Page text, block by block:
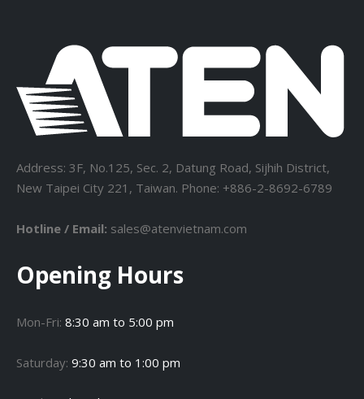
Address: 3F, No.125, Sec. 2, Datung Road, Sijhih District,
New Taipei City 221, Taiwan. Phone: +886-2-8692-6789
Hotline / Email: sales@atenvietnam.com
Opening Hours
Mon-Fri: 8:30 am to 5:00 pm
Saturday: 9:30 am to 1:00 pm